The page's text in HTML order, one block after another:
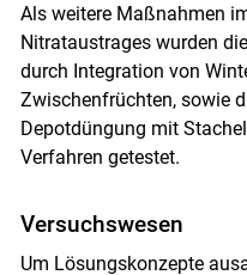
Als weitere Maßnahmen
Nitrataustrages wurden
durch Integration von
Zwischenfrüchten, sowie
Depotdüngung mit
Verfahren getestet.
Versuchswesen
Um Lösungskonzepte